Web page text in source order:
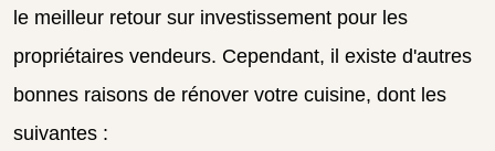
le meilleur retour sur investissement pour les
propriétaires vendeurs. Cependant, il existe d'autres
bonnes raisons de rénover votre cuisine, dont les
suivantes :